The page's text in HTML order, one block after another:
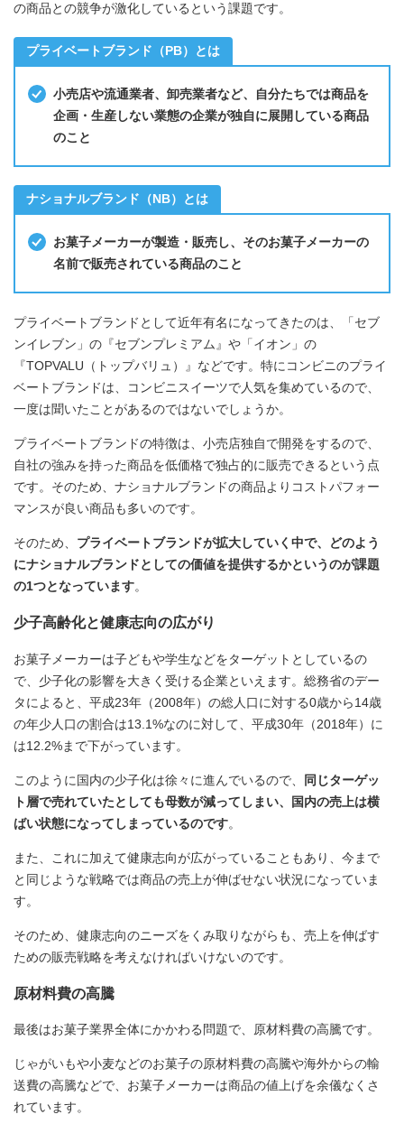
の商品との競争が激化しているという課題です。
プライベートブランド（PB）とは
小売店や流通業者、卸売業者など、自分たちでは商品を
企画・生産しない業態の企業が独自に展開している商品
のこと
ナショナルブランド（NB）とは
お菓子メーカーが製造・販売し、そのお菓子メーカーの
名前で販売されている商品のこと
プライベートブランドとして近年有名になってきたのは、「セブ
ンイレブン」の『セブンプレミアム』や「イオン」の
『TOPVALU（トップバリュ）』などです。特にコンビニのプライ
ベートブランドは、コンビニスイーツで人気を集めているので、
一度は聞いたことがあるのではないでしょうか。
プライベートブランドの特徴は、小売店独自で開発をするので、
自社の強みを持った商品を低価格で独占的に販売できるという点
です。そのため、ナショナルブランドの商品よりコストパフォー
マンスが良い商品も多いのです。
そのため、 プライベートブランドが拡大していく中で、どのよう
にナショナルブランドとしての価値を提供するかというのが課題
の1つとなっています。
少子高齢化と健康志向の広がり
お菓子メーカーは子どもや学生などをターゲットとしているの
で、少子化の影響を大きく受ける企業といえます。総務省のデー
タによると、平成23年（2008年）の総人口に対する0歳から14歳
の年少人口の割合は13.1%なのに対して、平成30年（2018年）に
は12.2%まで下がっています。
このように国内の少子化は徐々に進んでいるので、
同じターゲッ
ト層で売れていたとしても母数が減ってしまい、国内の売上は横
ばい状態になってしまっているのです。
また、これに加えて健康志向が広がっていることもあり、今まで
と同じような戦略では商品の売上が伸ばせない状況になっていま
す。
そのため、健康志向のニーズをくみ取りながらも、売上を伸ばす
ための販売戦略を考えなければいけないのです。
原材料費の高騰
最後はお菓子業界全体にかかわる問題で、原材料費の高騰です。
じゃがいもや小麦などのお菓子の原材料費の高騰や海外からの輸
送費の高騰などで、お菓子メーカーは商品の値上げを余儀なくさ
れています。